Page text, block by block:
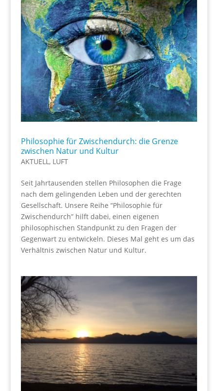
Philosophie für Zwischendurch: die Grenze
zwischen Natur und Kultur
AKTUELL, LUFT
Seit Jahrtausenden stellen Philosophen die Frage
nach dem gelingenden Leben und der gerechten
Gesellschaft. Unsere Reihe “Philosophie für
Zwischendurch” hilft dabei, einen eigenen
philosophischen Standpunkt zu den Fragen der
Gegenwart zu entwickeln. Dieses Mal geht es um das
Verhältnis zwischen Natur und Kultur.